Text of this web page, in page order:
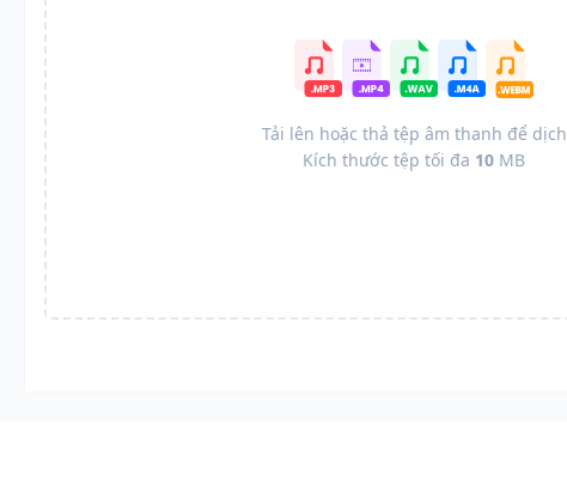
Tải lên hoặc thả tệp âm thanh để dịch
Kích thước tệp tối đa 10 MB